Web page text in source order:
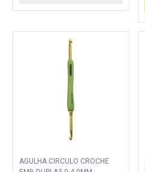
AGULHA CIRCULO CROCHE